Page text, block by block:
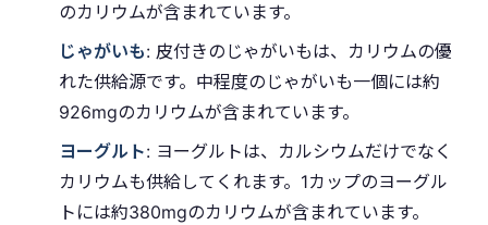
のカリウムが含まれています。
じゃがいも: 皮付きのじゃがいもは、カリウムの優
れた供給源です。中程度のじゃがいも一個には約
926mgのカリウムが含まれています。
ヨーグルト: ヨーグルトは、カルシウムだけでなく
カリウムも供給してくれます。1カップのヨーグル
トには約380mgのカリウムが含まれています。